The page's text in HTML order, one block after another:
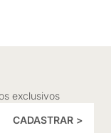
exclusivos
CADASTRAR >